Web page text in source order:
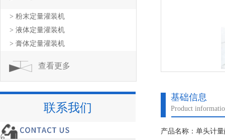
基础信息
Product
产品名称：单头计
> 粉末定量灌装机
> 液体定量灌装机
> 膏体定量灌装机
查看更多
联系我们